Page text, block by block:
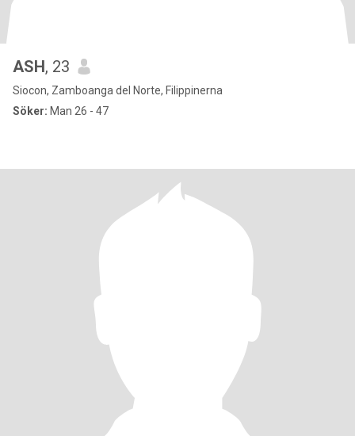
ASH, 23
Siocon, Zamboanga del Norte, Filippinerna
Söker: Man 26 - 47